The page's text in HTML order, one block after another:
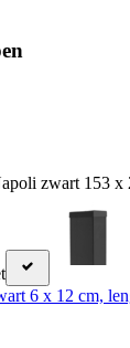
zwart 153 x
6 x 12 cm,